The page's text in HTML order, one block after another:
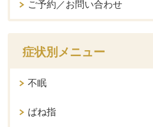
ご予約／お問い合わせ
症状別メニュー
不眠
ばね指